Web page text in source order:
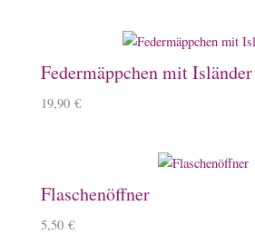
Federmäppchen mit Isländer
19,90 €
Flaschenöffner
5,50 €